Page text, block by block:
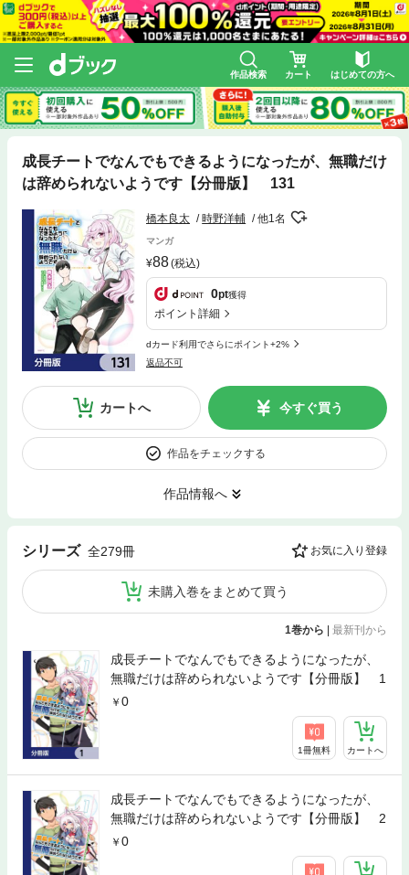
作品検索 カート はじめての方へ
成長チートでなんでもできるようになったが、無職だけ
は辞められないようです【分冊版】 131
橋本良太 時野洋輔 他1名
マンガ
88(税込)
0pt獲得
ポイント詳細
dカード利用でさらにポイント+2%
返品不可
カートへ 今すぐ買う
作品をチェックする
作品情報へ
シリーズ 全279冊 お気に入り登録
未購入巻をまとめて買う
1巻から | 最新刊から
成長チートでなんでもできるようになったが、
無職だけは辞められないようです【分冊版】 1
0
1冊無料 カートへ
成長チートでなんでもできるようになったが、
無職だけは辞められないようです【分冊版】 2
0